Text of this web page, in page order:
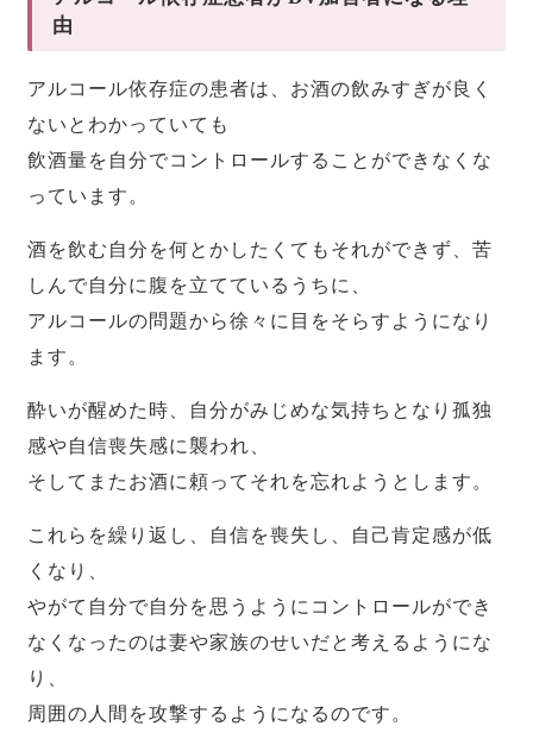
由
アルコール依存症の患者は、お酒の飲みすぎが良く
ないとわかっていても
飲酒量を自分でコントロールすることができなくな
っています。
酒を飲む自分を何とかしたくてもそれができず、苦
しんで自分に腹を立てているうちに、
アルコールの問題から徐々に目をそらすようになり
ます。
酔いが醒めた時、自分がみじめな気持ちとなり孤独
感や自信喪失感に襲われ、
そしてまたお酒に頼ってそれを忘れようとします。
これらを繰り返し、自信を喪失し、自己肯定感が低
くなり、
やがて自分で自分を思うようにコントロールができ
なくなったのは妻や家族のせいだと考えるようにな
り、
周囲の人間を攻撃するようになるのです。